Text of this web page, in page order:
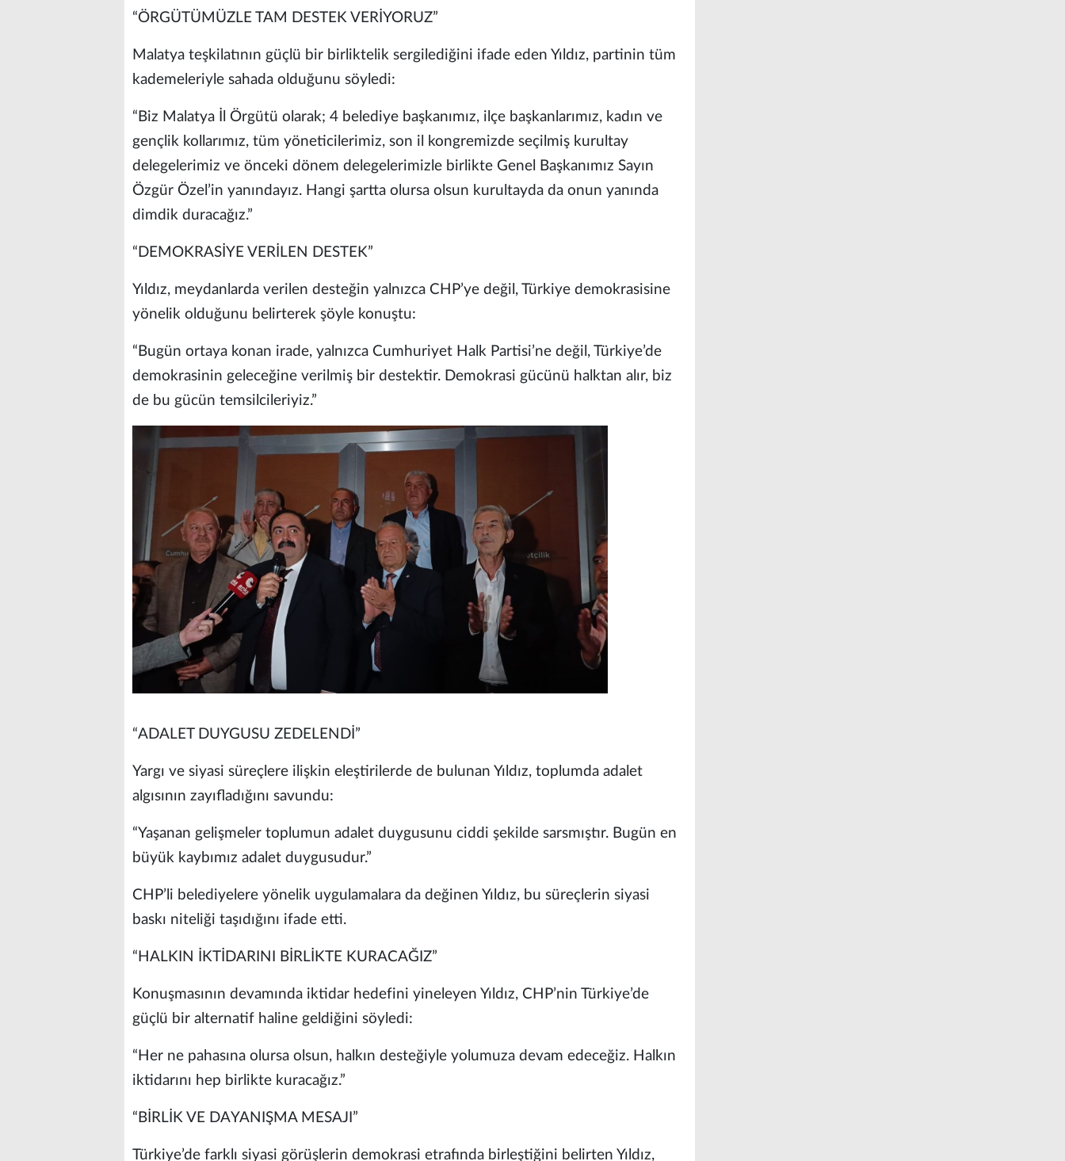
“ÖRGÜTÜMÜZLE TAM DESTEK VERİYORUZ”
Malatya teşkilatının güçlü bir birliktelik sergilediğini ifade eden Yıldız, partinin tüm
kademeleriyle sahada olduğunu söyledi:
“Biz Malatya İl Örgütü olarak; 4 belediye başkanımız, ilçe başkanlarımız, kadın ve
gençlik kollarımız, tüm yöneticilerimiz, son il kongremizde seçilmiş kurultay
delegelerimiz ve önceki dönem delegelerimizle birlikte Genel Başkanımız Sayın
Özgür Özel’in yanındayız. Hangi şartta olursa olsun kurultayda da onun yanında
dimdik duracağız.”
“DEMOKRASİYE VERİLEN DESTEK”
Yıldız, meydanlarda verilen desteğin yalnızca CHP’ye değil, Türkiye demokrasisine
yönelik olduğunu belirterek şöyle konuştu:
“Bugün ortaya konan irade, yalnızca Cumhuriyet Halk Partisi’ne değil, Türkiye’de
demokrasinin geleceğine verilmiş bir destektir. Demokrasi gücünü halktan alır, biz
de bu gücün temsilcileriyiz.”
“ADALET DUYGUSU ZEDELENDİ”
Yargı ve siyasi süreçlere ilişkin eleştirilerde de bulunan Yıldız, toplumda adalet
algısının zayıfladığını savundu:
“Yaşanan gelişmeler toplumun adalet duygusunu ciddi şekilde sarsmıştır. Bugün en
büyük kaybımız adalet duygusudur.”
CHP’li belediyelere yönelik uygulamalara da değinen Yıldız, bu süreçlerin siyasi
baskı niteliği taşıdığını ifade etti.
“HALKIN İKTİDARINI BİRLİKTE KURACAĞIZ”
Konuşmasının devamında iktidar hedefini yineleyen Yıldız, CHP’nin Türkiye’de
güçlü bir alternatif haline geldiğini söyledi:
“Her ne pahasına olursa olsun, halkın desteğiyle yolumuza devam edeceğiz. Halkın
iktidarını hep birlikte kuracağız.”
“BİRLİK VE DAYANIŞMA MESAJI”
Türkiye’de farklı siyasi görüşlerin demokrasi etrafında birleştiğini belirten Yıldız,